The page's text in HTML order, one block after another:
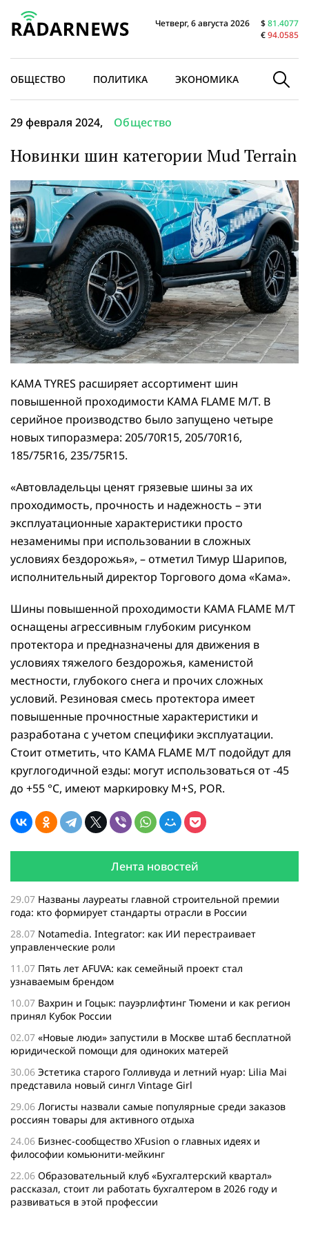
Четверг, 6 августа 2026 $81.4077
€94.0585
ОБЩЕСТВО ПОЛИТИКА ЭКОНОМИКА В МИРЕ
29 февраля 2024, Общество
Новинки шин категории Mud Terrain
KAMA TYRES расширяет ассортимент шин
повышенной проходимости КАМА FLAME M/T. В
серийное производство было запущено четыре
новых типоразмера: 205/70R15, 205/70R16,
185/75R16, 235/75R15.
«Автовладельцы ценят грязевые шины за их
проходимость, прочность и надежность – эти
эксплуатационные характеристики просто
незаменимы при использовании в сложных
условиях бездорожья», – отметил Тимур Шарипов,
исполнительный директор Торгового дома «Кама».
Шины повышенной проходимости КАМА FLAME M/T
оснащены агрессивным глубоким рисунком
протектора и предназначены для движения в
условиях тяжелого бездорожья, каменистой
местности, глубокого снега и прочих сложных
условий. Резиновая смесь протектора имеет
повышенные прочностные характеристики и
разработана с учетом специфики эксплуатации.
Стоит отметить, что КАМА FLAME M/T подойдут для
круглогодичной езды: могут использоваться от -45
до +55 °C, имеют маркировку M+S, POR.
Лента новостей
29.07 Названы лауреаты главной строительной премии
года: кто формирует стандарты отрасли в России
28.07 Notamedia. Integrator: как ИИ перестраивает
управленческие роли
11.07 Пять лет AFUVA: как семейный проект стал
узнаваемым брендом
10.07 Вахрин и Гоцык: пауэрлифтинг Тюмени и как регион
принял Кубок России
02.07 «Новые люди» запустили в Москве штаб бесплатной
юридической помощи для одиноких матерей
30.06 Эстетика старого Голливуда и летний нуар: Lilia Mai
представила новый сингл Vintage Girl
29.06 Логисты назвали самые популярные среди заказов
россиян товары для активного отдыха
24.06 Бизнес-сообщество XFusion о главных идеях и
философии комьюнити-мейкинг
22.06 Образовательный клуб «Бухгалтерский квартал»
рассказал, стоит ли работать бухгалтером в 2026 году и
развиваться в этой профессии